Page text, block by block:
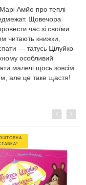
Амйо про теплі
Щовечора
час зі своїми
читають книжки,
— татусь Цілуйко
особливий
малечі щось зовсім
але це таке щастя!
Previous
Next